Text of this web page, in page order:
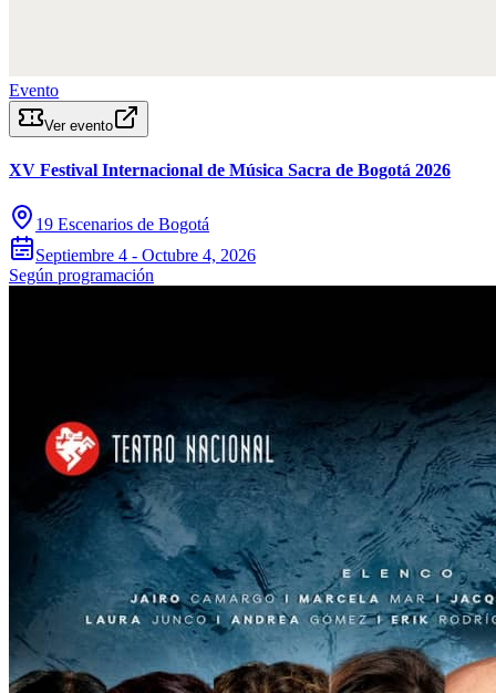
Evento
Ver evento
XV Festival Internacional de Música Sacra de Bogotá 2026
19 Escenarios de Bogotá
Septiembre 4 - Octubre 4, 2026
Según programación